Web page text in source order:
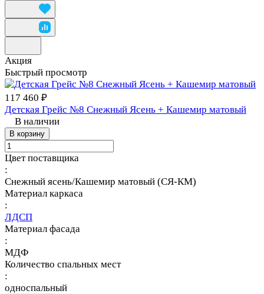
Акция
Быстрый просмотр
117 460 ₽
Детская Грейс №8 Снежный Ясень + Кашемир матовый
В наличии
В корзину
Цвет поставщика
:
Снежный ясень/Кашемир матовый (СЯ-КМ)
Материал каркаса
:
ЛДСП
Материал фасада
:
МДФ
Количество спальных мест
:
односпальный